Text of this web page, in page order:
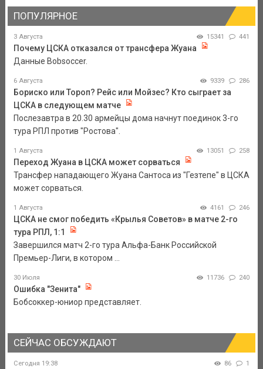
ПОПУЛЯРНОЕ
3 Августа 15341 441
Почему ЦСКА отказался от трансфера Жуана
Данные Bobsoccer.
6 Августа 9339 286
Бориско или Тороп? Рейс или Мойзес? Кто сыграет за
ЦСКА в следующем матче
Послезавтра в 20.30 армейцы дома начнут поединок 3-го
тура РПЛ против "Ростова".
1 Августа 13051 258
Переход Жуана в ЦСКА может сорваться
Трансфер нападающего Жуана Сантоса из "Гезтепе" в ЦСКА
может сорваться.
1 Августа 4161 246
ЦСКА не смог победить «Крылья Советов» в матче 2-го
тура РПЛ, 1:1
Завершился матч 2-го тура Альфа-Банк Российской
Премьер-Лиги, в котором ...
30 Июля 11736 240
Ошибка "Зенита"
Бобсоккер-юниор представляет.
СЕЙЧАС ОБСУЖДАЮТ
Сегодня 19:38 86 1